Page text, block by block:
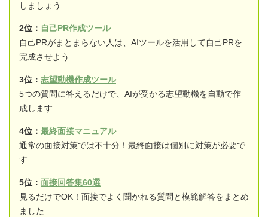
しましょう
2位： 自己PR作成ツール
自己PRがまとまらない人は、AIツールを活用して自己PRを
完成させよう
3位： 志望動機作成ツール
5つの質問に答えるだけで、AIが受かる志望動機を自動で作
成します
4位： 最終面接マニュアル
通常の面接対策では不十分！最終面接は個別に対策が必要で
す
5位： 面接回答集60選
見るだけでOK！面接でよく聞かれる質問と模範解答をまとめ
ました